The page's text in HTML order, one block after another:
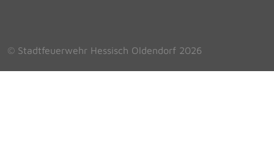
© Stadtfeuerwehr Hessisch Oldendorf 2026